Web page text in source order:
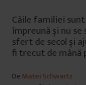
Căile familiei
împreună și nu
sfert de secol și
fi trecut de mână
De Matei Schwartz